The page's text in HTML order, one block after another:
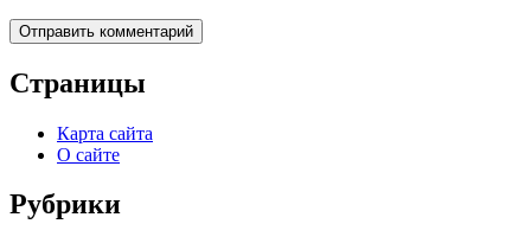
Страницы
Карта сайта
О сайте
Рубрики